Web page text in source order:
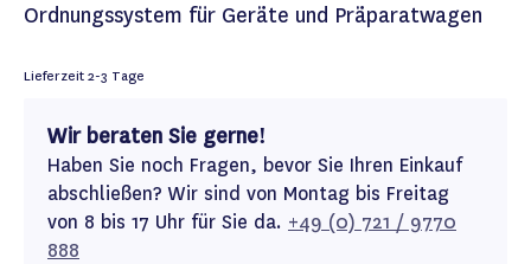
Ordnungssystem für Geräte und Präparatwagen
Lieferzeit2-3 Tage
Wir beraten Sie gerne!
Haben Sie noch Fragen, bevor Sie Ihren Einkauf
abschließen? Wir sind von Montag bis Freitag
von 8 bis 17 Uhr für Sie da. +49 (0) 721 / 9770
888